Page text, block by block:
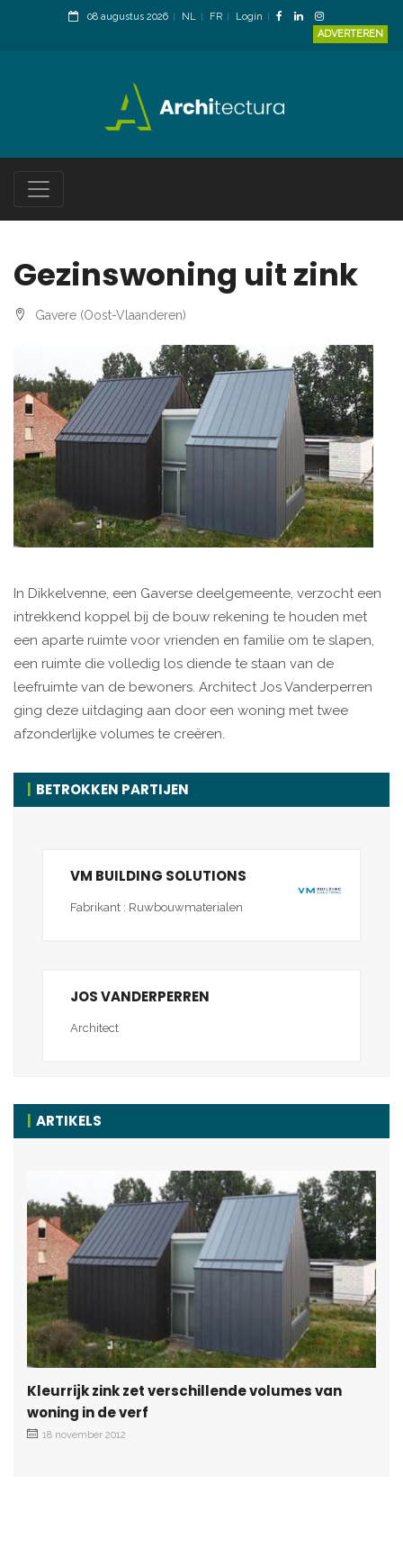
08 augustus 2026 NL FR
Login
ADVERTEREN
Gezinswoning uit zink
Gavere (Oost-Vlaanderen)
In Dikkelvenne, een Gaverse deelgemeente, verzocht een
intrekkend koppel bij de bouw rekening te houden met
een aparte ruimte voor vrienden en familie om te slapen,
een ruimte die volledig los diende te staan van de
leefruimte van de bewoners. Architect Jos Vanderperren
ging deze uitdaging aan door een woning met twee
afzonderlijke volumes te creëren.
BETROKKEN PARTIJEN
VM BUILDING SOLUTIONS
Fabrikant : Ruwbouwmaterialen
JOS VANDERPERREN
Architect
ARTIKELS
Kleurrijk zink zet verschillende volumes van
woning in de verf
18 november 2012